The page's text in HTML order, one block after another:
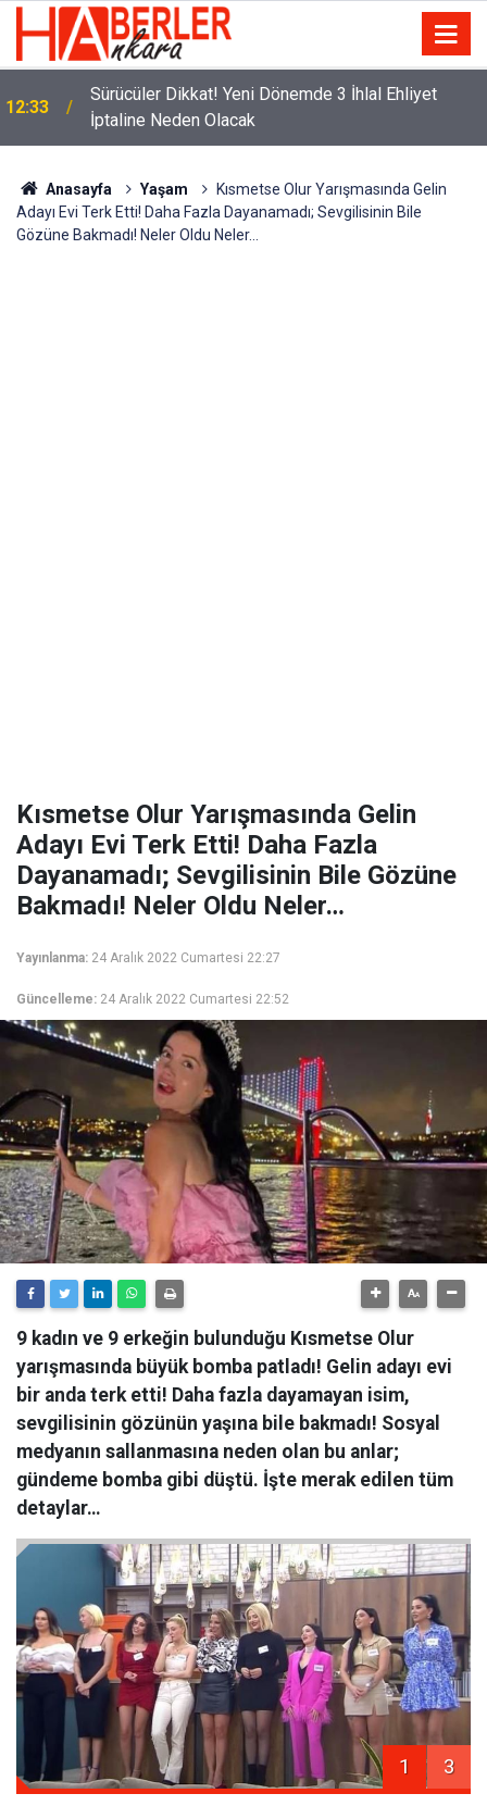
12:33
Sürücüler Dikkat! Yeni Dönemde 3 İhlal Ehliyet
İptaline Neden Olacak
Anasayfa Yaşam
Kısmetse Olur Yarışmasında Gelin
Adayı Evi Terk Etti! Daha Fazla Dayanamadı; Sevgilisinin Bile
Gözüne Bakmadı! Neler Oldu Neler…
Kısmetse Olur Yarışmasında Gelin
Adayı Evi Terk Etti! Daha Fazla
Dayanamadı; Sevgilisinin Bile Gözüne
Bakmadı! Neler Oldu Neler…
Yayınlanma: 24 Aralık 2022 Cumartesi 22:27
Güncelleme: 24 Aralık 2022 Cumartesi 22:52
9 kadın ve 9 erkeğin bulunduğu Kısmetse Olur
yarışmasında büyük bomba patladı! Gelin adayı evi
bir anda terk etti! Daha fazla dayamayan isim,
sevgilisinin gözünün yaşına bile bakmadı! Sosyal
medyanın sallanmasına neden olan bu anlar;
gündeme bomba gibi düştü. İşte merak edilen tüm
detaylar…
1 3